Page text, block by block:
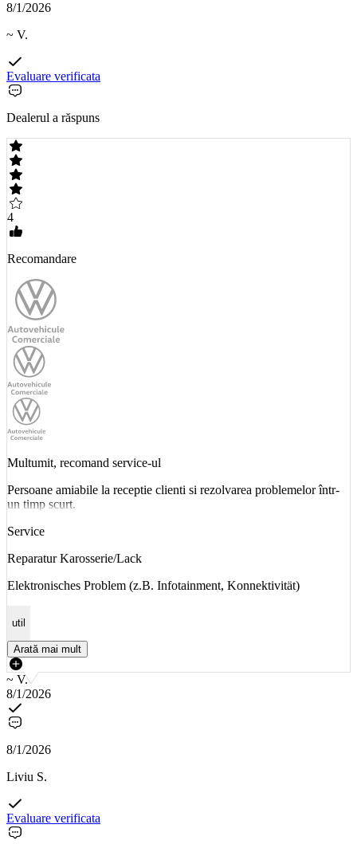
8/1/2026
~ V.
Evaluare verificata
Dealerul a răspuns
4
Recomandare
Multumit, recomand service-ul
Persoane amiabile la receptie clienti si rezolvarea problemelor într-
un timp scurt.
Service
Reparatur Karosserie/Lack
Elektronisches Problem (z.B. Infotainment, Konnektivität)
util
Arată mai mult
~ V.
8/1/2026
8/1/2026
Liviu S.
Evaluare verificata